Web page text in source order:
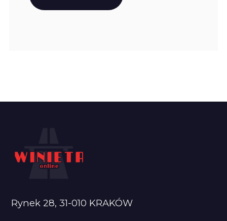
Rynek 28, 31-010 KRAKÓW